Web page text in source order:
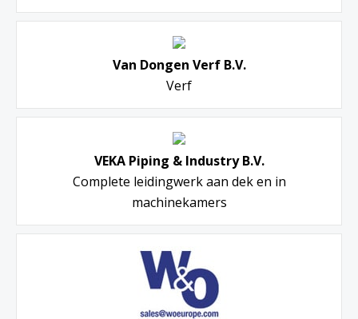
Van Dongen Verf B.V.
Verf
VEKA Piping & Industry B.V.
Complete leidingwerk aan dek en in
machinekamers